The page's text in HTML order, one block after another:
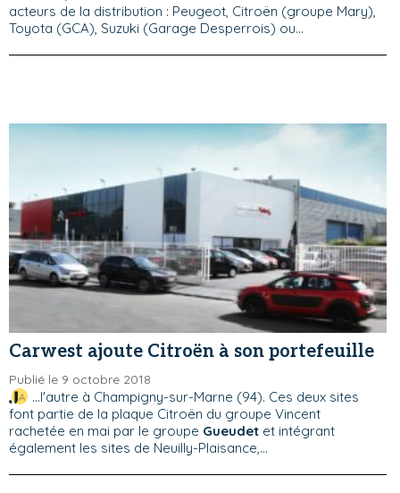
acteurs de la distribution : Peugeot, Citroën (groupe Mary),
Toyota (GCA), Suzuki (Garage Desperrois) ou...
Carwest ajoute Citroën à son portefeuille
Publié le 9 octobre 2018
...l'autre à Champigny-sur-Marne (94). Ces deux sites
font partie de la plaque Citroën du groupe Vincent
rachetée en mai par le groupe Gueudet et intégrant
également les sites de Neuilly-Plaisance,...